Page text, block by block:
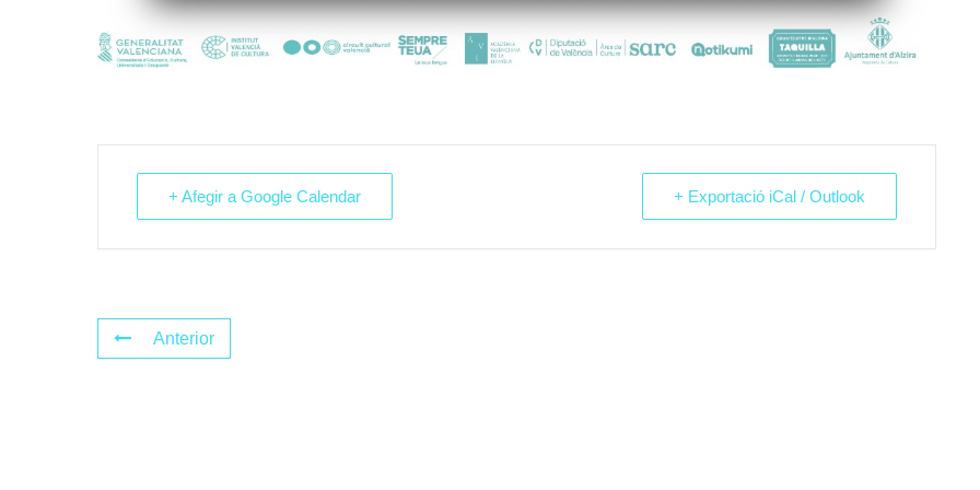
+ Afegir a Google Calendar + Exportació iCal / Outlook
Anterior